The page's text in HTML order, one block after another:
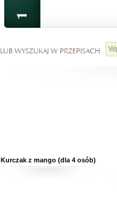
LUB WYSZUKAJ W PRZEPISACH
Kurczak z mango (dla 4 osób)